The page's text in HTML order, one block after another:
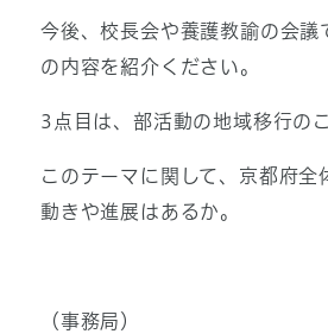
今後、校長会や養護教諭の会議
の内容を紹介ください。
3点目は、部活動の地域移行のこ
このテーマに関して、京都府全
動きや進展はあるか。
（事務局）